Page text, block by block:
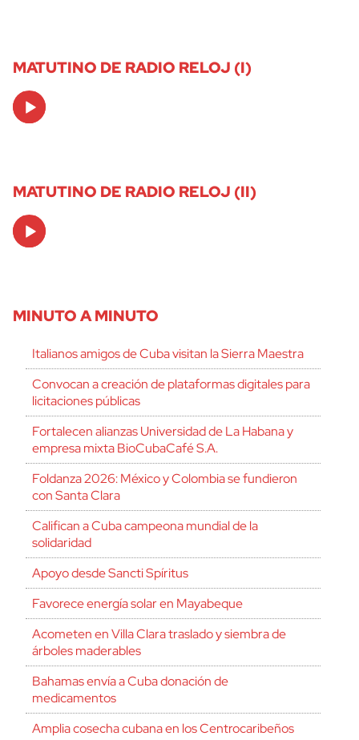
MATUTINO DE RADIO RELOJ (I)
Audio
Player
MATUTINO DE RADIO RELOJ (II)
Audio
Player
MINUTO A MINUTO
Italianos amigos de Cuba visitan la Sierra Maestra
Convocan a creación de plataformas digitales para
licitaciones públicas
Fortalecen alianzas Universidad de La Habana y
empresa mixta BioCubaCafé S.A.
Foldanza 2026: México y Colombia se fundieron
con Santa Clara
Califican a Cuba campeona mundial de la
solidaridad
Apoyo desde Sancti Spíritus
Favorece energía solar en Mayabeque
Acometen en Villa Clara traslado y siembra de
árboles maderables
Bahamas envía a Cuba donación de
medicamentos
Amplia cosecha cubana en los Centrocaribeños